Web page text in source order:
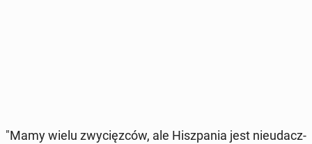
"Mamy wielu zwy­cięz­ców, ale Hisz­pa­nia jest nie­udacz­